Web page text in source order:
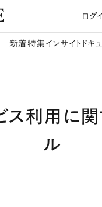
ログ
新着特集 インサイト ドキ
ス利用に関
ル